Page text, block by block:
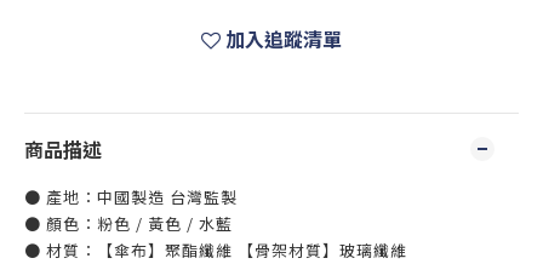
加入追蹤清單
商品描述
● 產地：中國製造 台灣監製
● 顏色：粉色 / 黃色 / 水藍
● 材質：【傘布】聚酯纖維 【骨架材質】玻璃纖維